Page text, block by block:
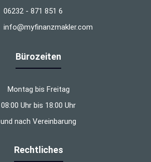
06232 - 871 851 6
info@myfinanzmakler.com
Bürozeiten
Montag bis Freitag
08:00 Uhr bis 18:00 Uhr
und nach Vereinbarung
Rechtliches